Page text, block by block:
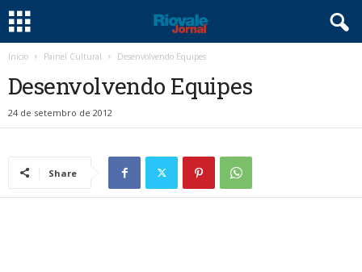
Início Painel Cultural Desenvolvendo Equipes
Desenvolvendo Equipes
24 de setembro de 2012
Share